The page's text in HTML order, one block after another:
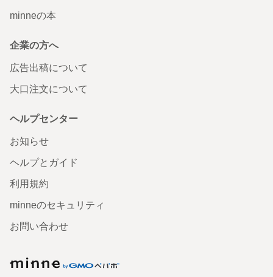
minneの本
企業の方へ
広告出稿について
大口注文について
ヘルプセンター
お知らせ
ヘルプとガイド
利用規約
minneのセキュリティ
お問い合わせ